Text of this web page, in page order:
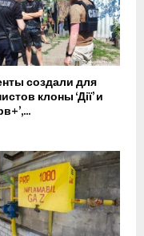
создали для
клоны ‘Дії’ и